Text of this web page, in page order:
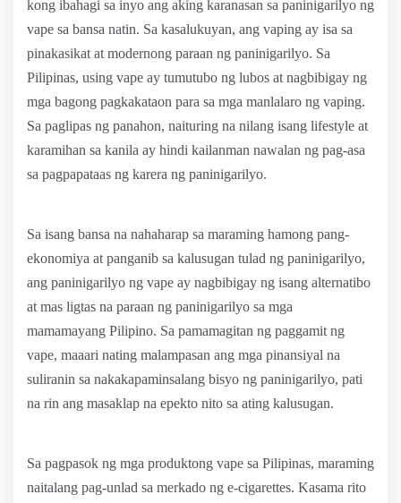
kong ibahagi sa inyo ang aking karanasan sa paninigarilyo ng
vape sa bansa natin. Sa kasalukuyan, ang vaping ay isa sa
pinakasikat at modernong paraan ng paninigarilyo. Sa
Pilipinas, using vape ay tumutubo ng lubos at nagbibigay ng
mga bagong pagkakataon para sa mga manlalaro ng vaping.
Sa paglipas ng panahon, naituring na nilang isang lifestyle at
karamihan sa kanila ay hindi kailanman nawalan ng pag-asa
sa pagpapataas ng karera ng paninigarilyo.
Sa isang bansa na nahaharap sa maraming hamong pang-
ekonomiya at panganib sa kalusugan tulad ng paninigarilyo,
ang paninigarilyo ng vape ay nagbibigay ng isang alternatibo
at mas ligtas na paraan ng paninigarilyo sa mga
mamamayang Pilipino. Sa pamamagitan ng paggamit ng
vape, maaari nating malampasan ang mga pinansiyal na
suliranin sa nakakapaminsalang bisyo ng paninigarilyo, pati
na rin ang masaklap na epekto nito sa ating kalusugan.
Sa pagpasok ng mga produktong vape sa Pilipinas, maraming
naitalang pag-unlad sa merkado ng e-cigarettes. Kasama rito